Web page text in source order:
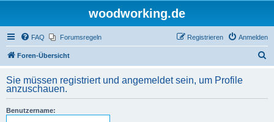
woodworking.de
FAQ Forumsregeln Anmelden
Registrieren
Foren-Übersicht
h
Sie müssen registriert und angemeldet sein, um Profile
anzuschauen.
Benutzername: